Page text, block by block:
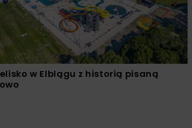
w Elblągu z historią pisaną